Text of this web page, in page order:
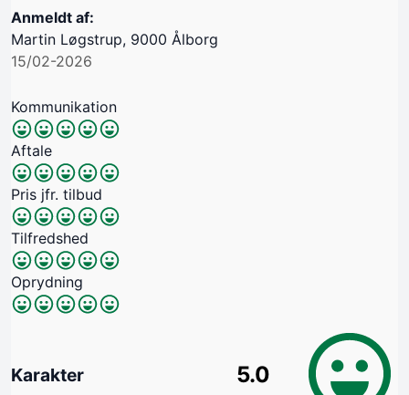
Anmeldt af:
Martin Løgstrup, 9000 Ålborg
15/02-2026
Kommunikation
Aftale
Pris jfr. tilbud
Tilfredshed
Oprydning
Karakter 5.0